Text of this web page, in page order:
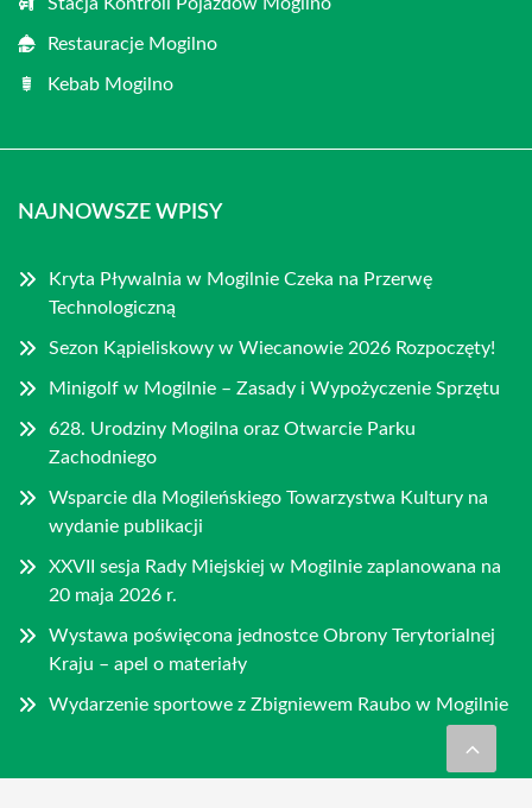
Restauracje Mogilno
Kebab Mogilno
NAJNOWSZE WPISY
Kryta Pływalnia w Mogilnie Czeka na Przerwę
Technologiczną
Sezon Kąpieliskowy w Wiecanowie 2026 Rozpoczęty!
Minigolf w Mogilnie – Zasady i Wypożyczenie Sprzętu
628. Urodziny Mogilna oraz Otwarcie Parku
Zachodniego
Wsparcie dla Mogileńskiego Towarzystwa Kultury na
wydanie publikacji
XXVII sesja Rady Miejskiej w Mogilnie zaplanowana na
20 maja 2026 r.
Wystawa poświęcona jednostce Obrony Terytorialnej
Kraju – apel o materiały
Wydarzenie sportowe z Zbigniewem Raubo w Mogilnie